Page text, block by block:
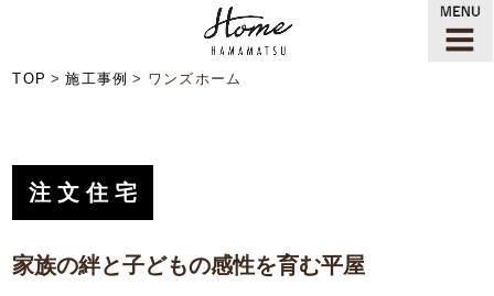
TOP 施工事例 ワンズホーム
注文住宅
家族の絆と子どもの感性を育む平屋